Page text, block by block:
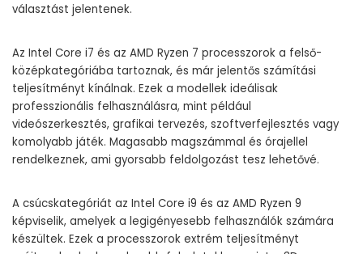
választást jelentenek.
Az Intel Core i7 és az AMD Ryzen 7 processzorok a felső-
középkategóriába tartoznak, és már jelentős számítási
teljesítményt kínálnak. Ezek a modellek ideálisak
professzionális felhasználásra, mint például
videószerkesztés, grafikai tervezés, szoftverfejlesztés vagy
komolyabb játék. Magasabb magszámmal és órajellel
rendelkeznek, ami gyorsabb feldolgozást tesz lehetővé.
A csúcskategóriát az Intel Core i9 és az AMD Ryzen 9
képviselik, amelyek a legigényesebb felhasználók számára
készültek. Ezek a processzorok extrém teljesítményt